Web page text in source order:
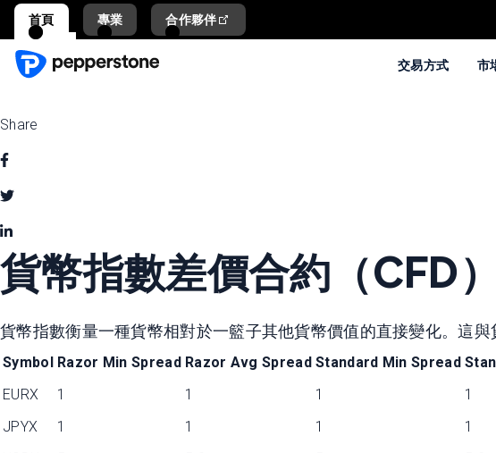
首頁 專業 合作夥伴
交易方式 市
Share
貨幣指數差價合約（CFD）
貨幣指數衡量一種貨幣相對於一籃子其他貨幣價值的直接變化。這
Symbol Razor Min Spread Razor Avg Spread Standard Min Spread
EURX
1 1 1
1
JPYX
1 1 1
1